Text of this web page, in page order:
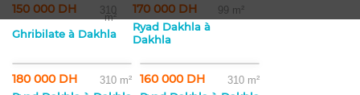
150 000 DH 310
m²
Ghribilate à Dakhla
170 000 DH 99 m²
Ryad Dakhla à
Dakhla
180 000 DH 310 m² 160 000 DH 310 m²